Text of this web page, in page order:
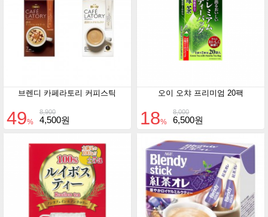
브렌디 카페라토리 커피스틱
8,900
49% 4,500원
오이 오챠 프리미엄 20팩
8,000
18% 6,500원